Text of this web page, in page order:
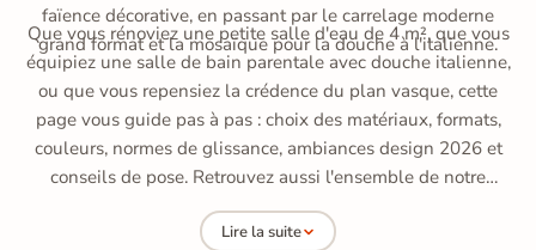
faïence décorative, en passant par le carrelage moderne
grand format et la mosaïque pour la douche à l'italienne.
Que vous rénoviez une petite salle d'eau de 4 m², que vous
équipiez une salle de bain parentale avec douche italienne,
ou que vous repensiez la crédence du plan vasque, cette
page vous guide pas à pas : choix des matériaux, formats,
couleurs, normes de glissance, ambiances design 2026 et
conseils de pose. Retrouvez aussi l'ensemble de notre
carrelagepour vos autres pièces.
Lire la suite